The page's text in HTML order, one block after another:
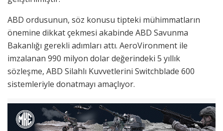
ABD ordusunun, söz konusu tipteki mühimmatların
önemine dikkat çekmesi akabinde ABD Savunma
Bakanlığı gerekli adımları attı. AeroVironment ile
imzalanan 990 milyon dolar değerindeki 5 yıllık
sözleşme, ABD Silahlı Kuvvetlerini Switchblade 600
sistemleriyle donatmayı amaçlıyor.